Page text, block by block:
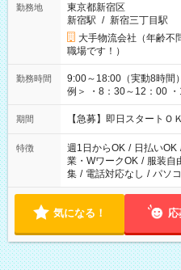
勤務地
東京都新宿区
新宿駅 / 新宿三丁目駅
大手物流会社（年齢不
職場です！）
勤務時間
9:00～18:00（実動8時間） 希望の時間帯を選べます！ ＜シフト
例＞ ・8：30～12：00
・13：00～22：00 ・22
期間 【急募】即日スタート
特徴 週1日からOK / 日払いOK
業・WワークOK / 服装自
集 / 電話対応なし / パソ
気になる！ 応